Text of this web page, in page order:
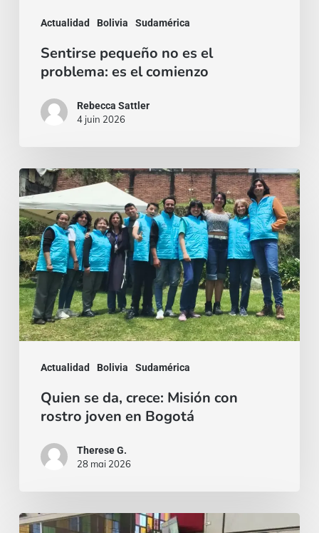
Actualidad Bolivia Sudamérica
Sentirse pequeño no es el
problema: es el comienzo
Rebecca Sattler
4 juin 2026
Actualidad Bolivia Sudamérica
Quien
se
da,
crece:
Misión
con
rostro
joven
Quien se da, crece: Misión con
rostro joven en Bogotá
Therese G.
28 mai 2026
¡El